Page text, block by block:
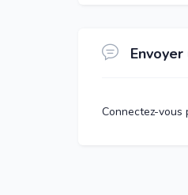
Connectez-vous